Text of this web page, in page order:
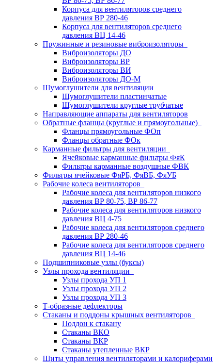
Корпуса для вентиляторов среднего
давления ВР 280-46
Корпуса для вентиляторов среднего
давления ВЦ 14-46
Пружинные и резиновые виброизоляторы
Виброизоляторы ДО
Виброизоляторы ВР
Виброизоляторы ВИ
Виброизоляторы ДО-М
Шумоглушители для вентиляции
Шумоглушители пластинчатые
Шумоглушители круглые трубчатые
Направляющие аппараты для вентиляторов
Обратные фланцы (круглые и прямоугольные)
Фланцы прямоугольные ФОп
Фланцы обратные ФОк
Карманные фильтры для вентиляции
Ячейковые карманные фильтры ФяК
Фильтры карманные воздушные ФВК
Фильтры ячейковые ФяРБ, ФяВБ, ФяУБ
Рабочие колеса вентиляторов
Рабочие колеса для вентиляторов низкого
давления ВР 80-75, ВР 86-77
Рабочие колеса для вентиляторов низкого
давления ВЦ 4-75
Рабочие колеса для вентиляторов среднего
давления ВР 280-46
Рабочие колеса для вентиляторов среднего
давления ВЦ 14-46
Подшипниковые узлы (буксы)
Узлы прохода вентиляции
Узлы прохода УП 1
Узлы прохода УП 2
Узлы прохода УП 3
Т-образные дефлекторы
Стаканы и поддоны крышных вентиляторов
Поддон к стакану
Стаканы ВКО
Стаканы ВКР
Стаканы утепленные ВКР
Щиты управления вентиляторами и калориферами